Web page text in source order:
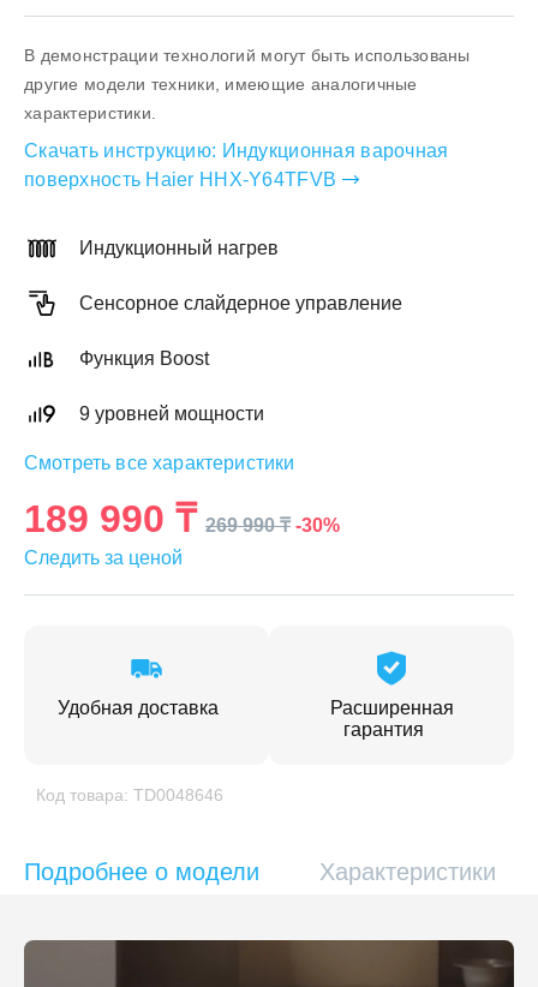
на товары
упаковки
к выбору
Выберите свою стирально-сушильную
В демонстрации технологий могут быть использованы
другие модели техники, имеющие аналогичные
характеристики.
Скачать инструкцию: Индукционная варочная
поверхность Haier HHX-Y64TFVB
Индукционный нагрев
Сенсорное слайдерное управление
Функция Boost
9 уровней мощности
Смотреть все характеристики
189 990 ₸ 269 990 ₸ -30%
Следить за ценой
Удобная доставка
Расширенная
гарантия
Код товара: TD0048646
Подробнее о модели Характеристики